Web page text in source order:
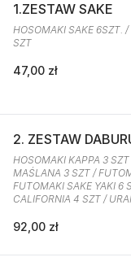
1.ZESTAW SAKE
HOSOMAKI SAKE 6SZT.
SZT
47,00 zł
2. ZESTAW
HOSOMAKI KAPPA 3
MAŚLANA 3 SZT /
FUTOMAKI SAKE YAKI 6
CALIFORNIA 4 SZT /
92,00 zł